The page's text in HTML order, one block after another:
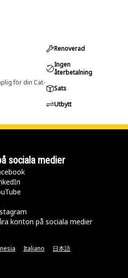
för din Cat-
Renoverad
Ingen
återbetalning
Sats
Utbytt
sociala medier
konton på sociala medier
Italiano 日本語